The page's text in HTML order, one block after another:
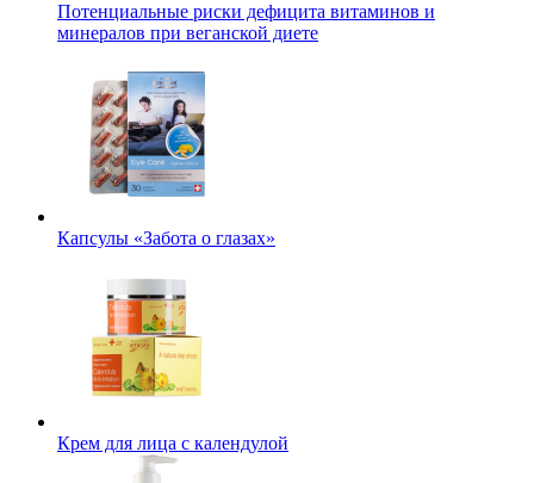
Потенциальные риски дефицита витаминов и
минералов при веганской диете
Капсулы «Забота о глазах»
Крем для лица с календулой